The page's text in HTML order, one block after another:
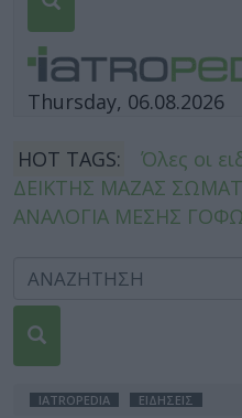
Thursday, 06.08.2026
HOT TAGS:
Όλες οι
ΔΕΙΚΤΗΣ ΜΑΖΑΣ
ΑΝΑΛΟΓΙΑ ΜΕΣΗΣ
IATROPEDIA ΕΙΔΗΣΕΙΣ